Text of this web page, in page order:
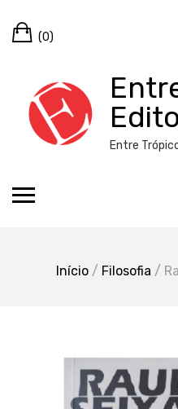
content
Entre
Cart
(0)
Início / Filosofia /